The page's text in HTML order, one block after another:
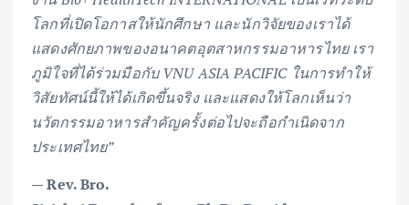
โลกที่เปิดโอกาสให้นักศึกษา และนักวิจัยของเราได้
แสดงศักยภาพของอนาคตอุตสาหกรรมอาหารไทย เรา
ภูมิใจที่ได้ร่วมมือกับ VNU ASIA PACIFIC ในการทำให้
วิสัยทัศน์นี้ให้ได้เกิดขึ้นจริง และแสดงให้โลกเห็นว่า
นวัตกรรมอาหารสำคัญครั้งต่อไปจะถือกำเนิดจาก
ประเทศไทย”
— Rev. Bro.